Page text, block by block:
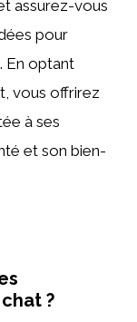
assurez-vous
pour
En optant
vous offrirez
à ses
et son bien-
?